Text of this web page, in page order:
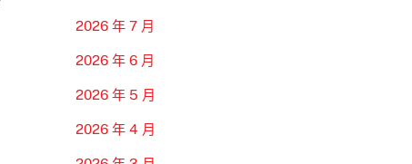
2026 年 7 月
2026 年 6 月
2026 年 5 月
2026 年 4 月